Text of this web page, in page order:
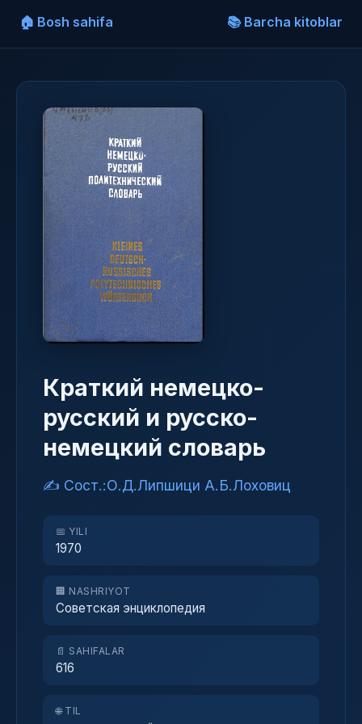
🏠 Bosh sahifa 📚 Barcha kitoblar
Краткий немецко-
русский и русско-
немецкий словарь
✍️ Сост.:О.Д.Липшици А.Б.Лоховиц
📅 YILI
1970
🏢 NASHRIYOT
Советская энциклопедия
📄 SAHIFALAR
616
🌐 TIL